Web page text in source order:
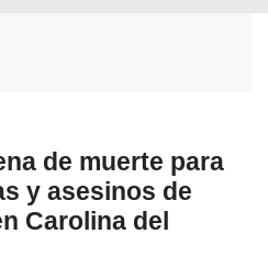
de muerte para
y asesinos de
Carolina del